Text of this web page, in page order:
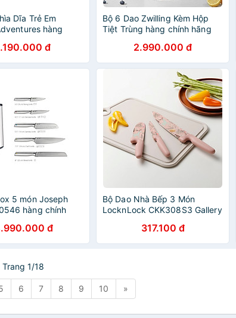
Dĩa Trẻ Em
hàng
đ
Bộ 6 Dao Zwilling Kèm Hộp
Tiệt Trùng hàng chính hãng
2.990.000 đ
5 món Joseph
hàng chính
đ
Bộ Dao Nhà Bếp 3 Món
LocknLock CKK308S3 Gallery
317.100 đ
Trang 1/18
6 7 8 9 10 »